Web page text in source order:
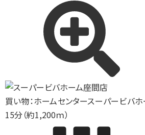
買い物：ホームセンタースーパービバ
15分（約1,200ｍ）